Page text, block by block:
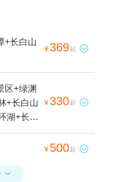
+长白山
¥369起 
区+绿渊
+长白山
湖+长白
¥330起 
¥ 500起 
